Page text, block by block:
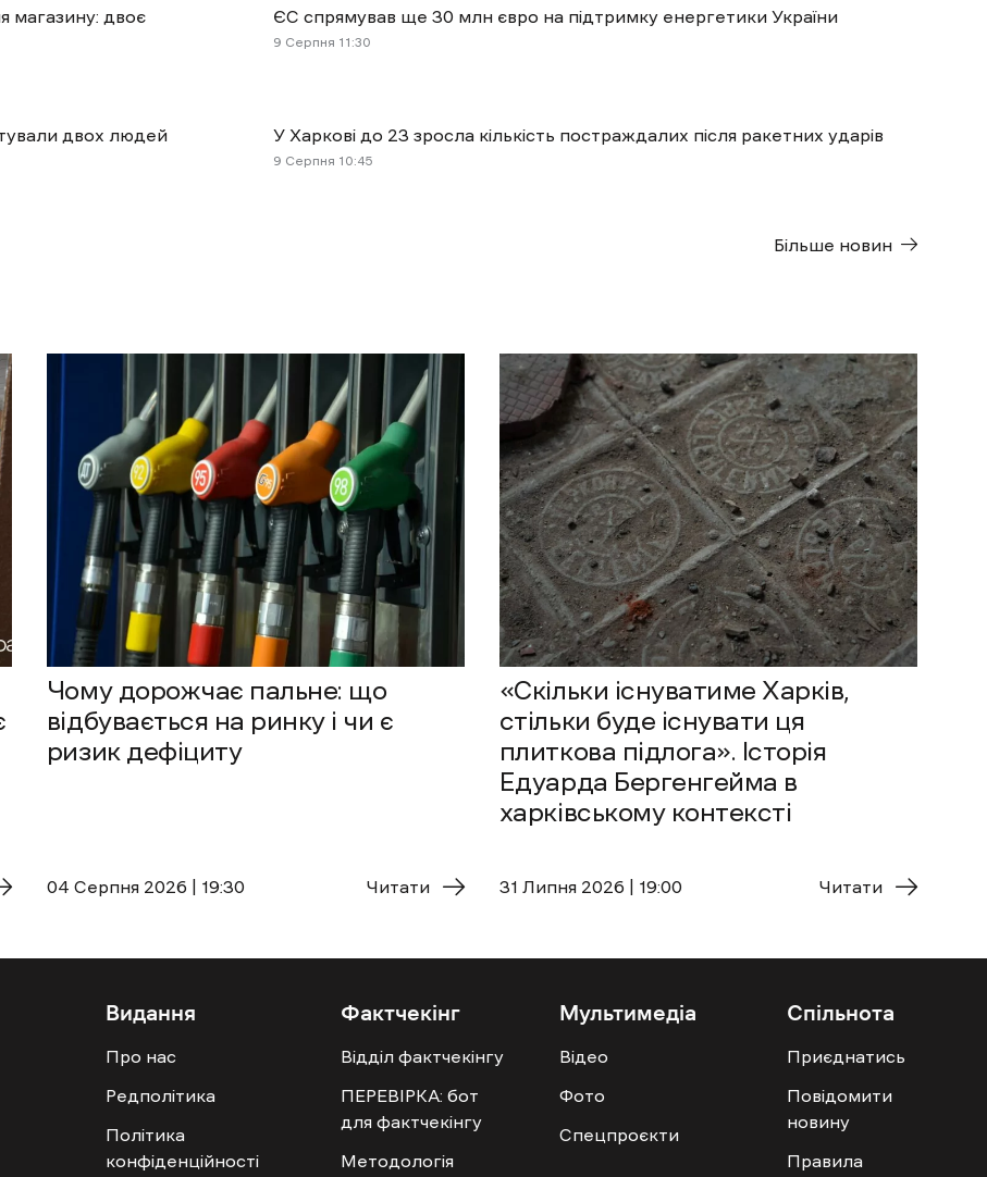
магазину: двоє
ЄС спрямував ще 30 млн євро на підтримку енергетики України
9 Cерпня 11:30
двох людей У Харкові до 23 зросла кількість постраждалих після ракетних ударів
9 Cерпня 10:45
Більше новин
Чому дорожчає пальне: що
відбувається на ринку і чи є
ризик дефіциту
04 Cерпня 2026 | 19:30 Читати
«Скільки існуватиме Харків,
стільки буде існувати ця
плиткова підлога». Історія
Едуарда Бергенгейма в
харківському контексті
31 Липня 2026 | 19:00 Читати
Видання
Про нас
Редполітика
Політика
конфіденційності
Фактчекінг
Відділ фактчекінгу
ПЕРЕВІРКА: бот
для фактчекінгу
Методологія
Мультимедіа
Відео
Фото
Спецпроєкти
Спільнота
Приєднатись
Повідомити
новину
Правила